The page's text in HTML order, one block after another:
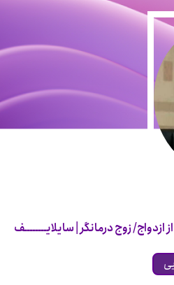
ازدواج/ زوج درمانگر | سایلایــــــــف